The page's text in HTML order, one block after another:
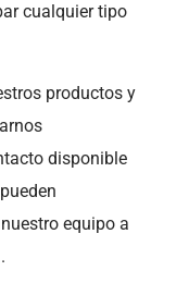
cualquier tipo
productos y
disponible
equipo a